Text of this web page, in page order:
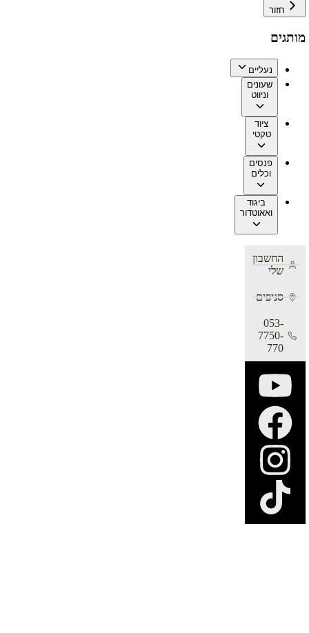
חזור
מותגים
נעליים
שעונים
וניווט
ציוד
טקטי
פנסים
וכלים
ביגוד
ואאוטדור
החשבון
שלי
סניפים
053-
7750-
770